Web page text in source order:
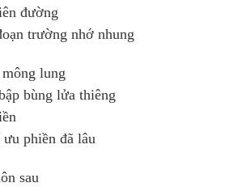
đường
trường nhớ nhung
lung
bùng lửa thiêng
phiền đã lâu
sau